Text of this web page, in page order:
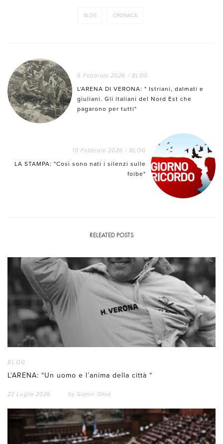
BLOG CRONACA
6 Febbraio 2026 / BLOG
L'ARENA DI VERONA: " Istriani, dalmati e
giuliani. Gli italiani del Nord Est che
pagarono per tutti"
10 Febbraio 2026 / BLOG
LA STAMPA: "Così sono nati i silenzi sulle
foibe"
RELEATED POSTS
BLOG
L’ARENA: “Un uomo e l’anima della città “
22 Luglio 2026 by Gianni Oliva